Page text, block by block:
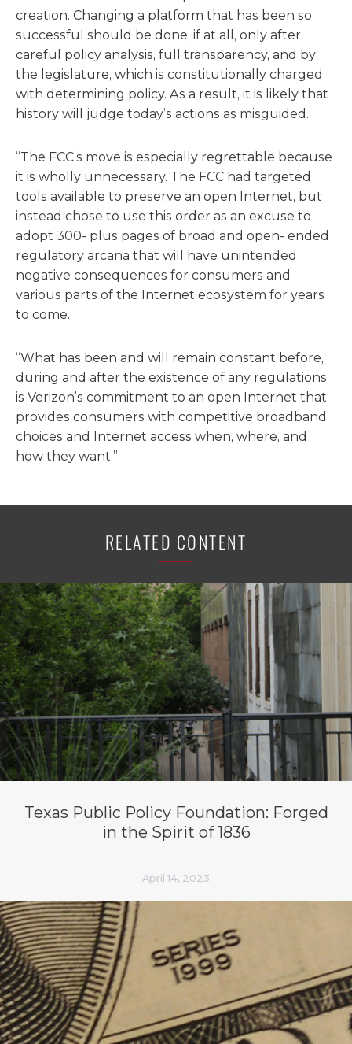
creation. Changing a platform that has been so
successful should be done, if at all, only after
careful policy analysis, full transparency, and by
the legislature, which is constitutionally charged
with determining policy. As a result, it is likely that
history will judge today’s actions as misguided.
“The FCC’s move is especially regrettable because
it is wholly unnecessary. The FCC had targeted
tools available to preserve an open Internet, but
instead chose to use this order as an excuse to
adopt 300- plus pages of broad and open- ended
regulatory arcana that will have unintended
negative consequences for consumers and
various parts of the Internet ecosystem for years
to come.
“What has been and will remain constant before,
during and after the existence of any regulations
is Verizon’s commitment to an open Internet that
provides consumers with competitive broadband
choices and Internet access when, where, and
how they want.”
RELATED CONTENT
Texas Public Policy Foundation: Forged
in the Spirit of 1836
April 14, 2023